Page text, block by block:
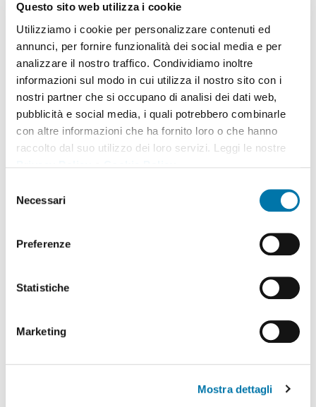
Questo sito web utilizza i cookie
Utilizziamo i cookie per personalizzare contenuti ed
annunci, per fornire funzionalità dei social media e per
analizzare il nostro traffico. Condividiamo inoltre
informazioni sul modo in cui utilizza il nostro sito con i
nostri partner che si occupano di analisi dei dati web,
pubblicità e social media, i quali potrebbero combinarle
con altre informazioni che ha fornito loro o che hanno
raccolto dal suo utilizzo dei loro servizi. Leggi le nostre
delNecessari
Preferenze
Statistiche
Marketing
Mostra dettagli